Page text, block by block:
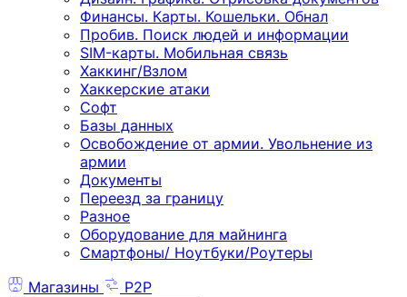
Финансы. Карты. Кошельки. Обнал
Пробив. Поиск людей и информации
SIM-карты. Мобильная связь
Хаккинг/Взлом
Хаккерские атаки
Софт
Базы данных
Освобождение от армии. Увольнение из
армии
Документы
Переезд за границу
Разное
Оборудование для майнинга
Смартфоны/ Ноутбуки/Роутеры
Магазины
P2P